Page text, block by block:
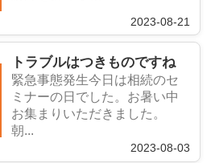
2023-08-21
トラブルはつきものですね
緊急事態発生今日は相続のセ
ミナーの日でした。お暑い中
お集まりいただきました。
朝...
2023-08-03